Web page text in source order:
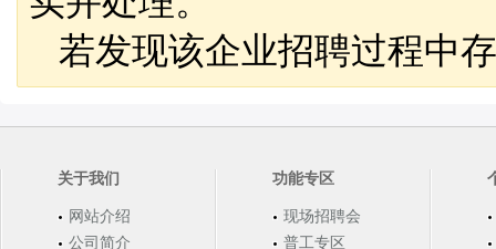
若发现该企业招聘过程中
关于我们
网站介绍
公司简介
功能专区
现场招聘会
普工专区